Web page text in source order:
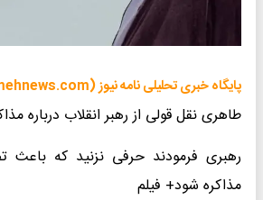
پایگاه خبری تحلیلی نامه نیوز (namehnews.com) :
طاهری نقل قولی از رهبر انقلاب درباره
رهبری فرمودند حرفی نزنید که
مذاکره شود+ فیلم